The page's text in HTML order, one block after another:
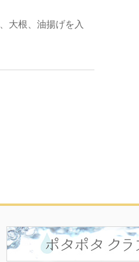
大根、油揚げを入